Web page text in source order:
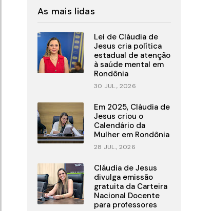
As mais lidas
Lei de Cláudia de
Jesus cria política
estadual de atenção
à saúde mental em
Rondônia
30 JUL., 2026
Em 2025, Cláudia de
Jesus criou o
Calendário da
Mulher em Rondônia
28 JUL., 2026
Cláudia de Jesus
divulga emissão
gratuita da Carteira
Nacional Docente
para professores